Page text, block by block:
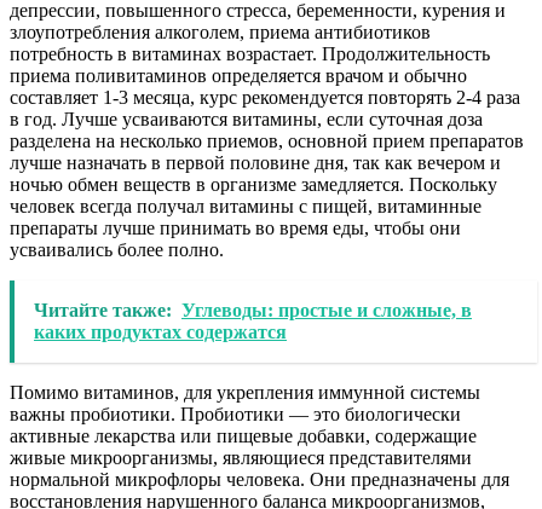
депрессии, повышенного стресса, беременности, курения и
злоупотребления алкоголем, приема антибиотиков
потребность в витаминах возрастает. Продолжительность
приема поливитаминов определяется врачом и обычно
составляет 1-3 месяца, курс рекомендуется повторять 2-4 раза
в год. Лучше усваиваются витамины, если суточная доза
разделена на несколько приемов, основной прием препаратов
лучше назначать в первой половине дня, так как вечером и
ночью обмен веществ в организме замедляется. Поскольку
человек всегда получал витамины с пищей, витаминные
препараты лучше принимать во время еды, чтобы они
усваивались более полно.
Читайте также: Углеводы: простые и сложные, в
каких продуктах содержатся
Помимо витаминов, для укрепления иммунной системы
важны пробиотики. Пробиотики — это биологически
активные лекарства или пищевые добавки, содержащие
живые микроорганизмы, являющиеся представителями
нормальной микрофлоры человека. Они предназначены для
восстановления нарушенного баланса микроорганизмов,